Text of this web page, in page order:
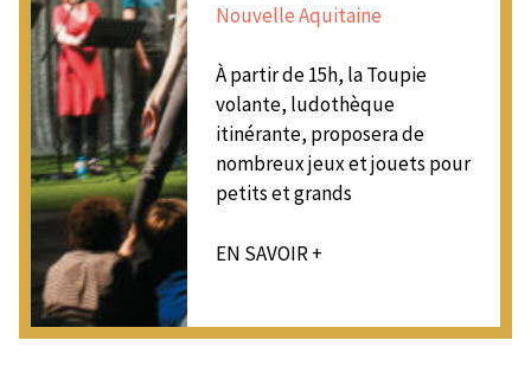
Nouvelle Aquitaine
À partir de 15h, la Toupie
volante, ludothèque
itinérante, proposera de
nombreux jeux et jouets pour
petits et grands
EN SAVOIR +